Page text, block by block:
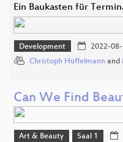
Ein Baukasten für
Development 2022-
Christoph Hüffelmann and
Can We Find
Art & Beauty Saal 1